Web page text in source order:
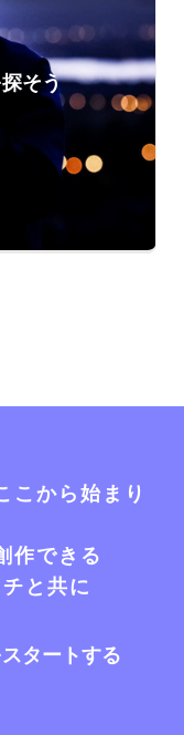
そう
こから始まり
作できる
と共に
タートする